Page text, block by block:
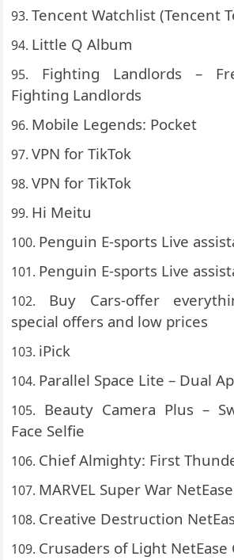
Tencent Watchlist (Tencent
Little Q Album
Fighting Landlords –
Fighting Landlords
Mobile Legends: Pocket
VPN for TikTok
VPN for TikTok
Hi Meitu
Penguin E-sports Live
Penguin E-sports Live
Buy Cars-offer
special offers and low prices
iPick
Parallel Space Lite – Dual
Beauty Camera Plus –
Face Selfie
Chief Almighty: First
MARVEL Super War
Creative Destruction
Crusaders of Light NetEase